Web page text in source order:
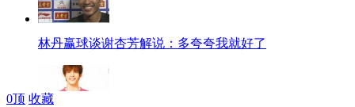
林丹赢球谈谢杏芳解说：多夸夸我就好了
0顶 收藏